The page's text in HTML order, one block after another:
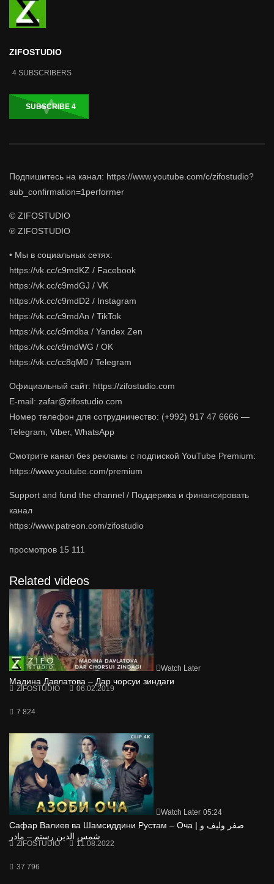
ZIFOSTUDIO
4 SUBSCRIBERS
SUBSCRIBE 4
Подпишитесь на канал: https://www.youtube.com/c/zifostudio?
sub_confirmation=1performer
© ZIFOSTUDIO
℗ ZIFOSTUDIO
• Мы в социальных сетях:
https://vk.cc/c9mdKZ / Facebook
https://vk.cc/c9mdGJ / VK
https://vk.cc/c9mdD2 / Instagram
https://vk.cc/c9mdAn / TikTok
https://vk.cc/c9mdba / Yandex Zen
https://vk.cc/c9mdWG / OK
https://vk.cc/cc8qM0 / Telegram
Официальный сайт: https://zifostudio.com
E-mail: zafar@zifostudio.com
Номер телефон для сотрудничество: (+992) 917 47 6666 —
Telegram, Viber, WhatsApp
Cмотрите канал без рекламы с подпиской YouTube Premium:
https://www.youtube.com/premium
Support and fund the channel / Поддержка и финансировать
канал
https://www.patreon.com/zifostudio
просмотров 15 111
Related videos
Watch Later
Мадина Давлатова – Дар чорсуи зиндаги
ZIFOSTUDIO 06.02.2019
7 824
Watch Later 05:24
Сафар Валиев ва Шамсиддини Рустам – Оча | صفر ولیف و
شمس الدین رستم – مادر
ZIFOSTUDIO 11.08.2022
37 796